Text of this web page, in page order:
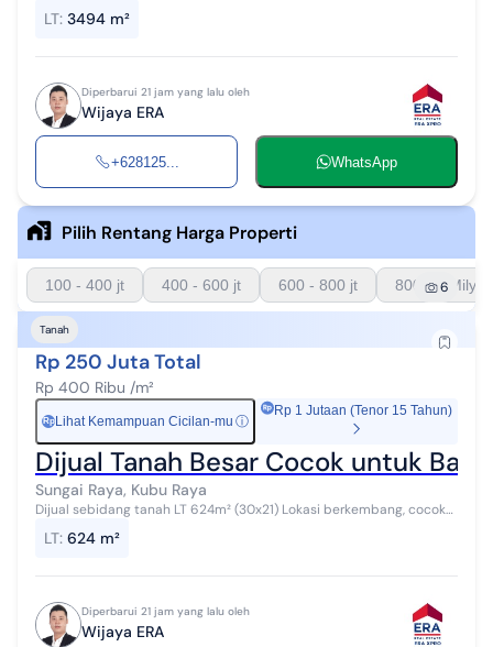
LT: 3494 m²
Diperbarui 21 jam yang lalu oleh
Wijaya ERA
+628125... WhatsApp
Pilih Rentang Harga Properti
100 - 400 jt 400 - 600 jt 600 - 800 jt 800 - 1 Milyar
6
Tanah
Rp 250 Juta Total
Rp 400 Ribu /m²
Rp Lihat Kemampuan Cicilan-mu ⓘ
Rp 1 Jutaan (Tenor 15 Tahun)
Dijual Tanah Besar Cocok untuk
Sungai Raya, Kubu Raya
Dijual sebidang tanah LT 624m² (30x21) Lokasi berkembang, cocok
LT: 624 m²
Diperbarui 21 jam yang lalu oleh
Wijaya ERA